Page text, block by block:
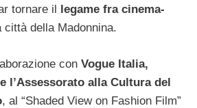
tornare il legame fra cinema-
città della Madonnina.
con Vogue Italia,
l’Assessorato alla Cultura del
, al “Shaded View on Fashion Film”